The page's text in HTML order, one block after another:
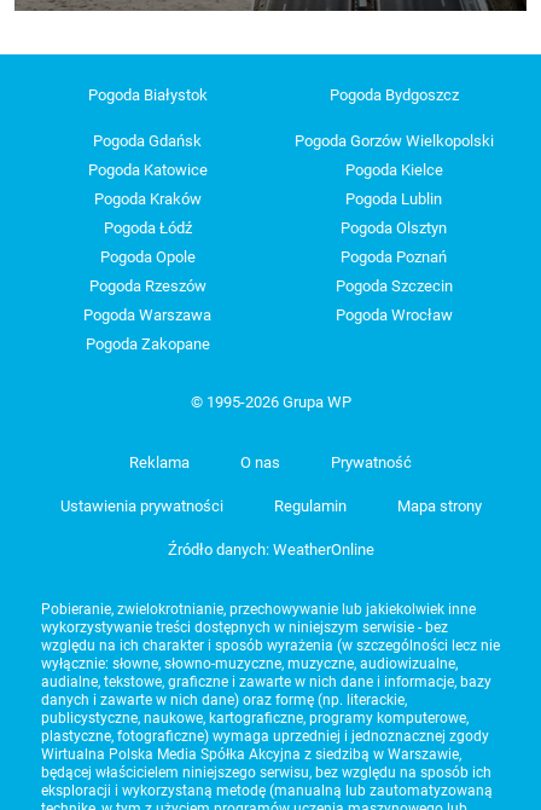
Pogoda Białystok Pogoda Bydgoszcz
Pogoda Gdańsk
Pogoda Gorzów Wielkopolski
Pogoda Katowice
Pogoda Kielce
Pogoda Kraków
Pogoda Lublin
Pogoda Łódź
Pogoda Olsztyn
Pogoda Opole
Pogoda Poznań
Pogoda Rzeszów
Pogoda Szczecin
Pogoda Warszawa
Pogoda Wrocław
Pogoda Zakopane
© 1995-2026 Grupa WP
Reklama O nas Prywatność
Ustawienia prywatności Regulamin Mapa strony
Źródło danych: WeatherOnline
Pobieranie, zwielokrotnianie, przechowywanie lub jakiekolwiek inne
wykorzystywanie treści dostępnych w niniejszym serwisie - bez
względu na ich charakter i sposób wyrażenia (w szczególności lecz nie
wyłącznie: słowne, słowno-muzyczne, muzyczne, audiowizualne,
audialne, tekstowe, graficzne i zawarte w nich dane i informacje, bazy
danych i zawarte w nich dane) oraz formę (np. literackie,
publicystyczne, naukowe, kartograficzne, programy komputerowe,
plastyczne, fotograficzne) wymaga uprzedniej i jednoznacznej zgody
Wirtualna Polska Media Spółka Akcyjna z siedzibą w Warszawie,
będącej właścicielem niniejszego serwisu, bez względu na sposób ich
eksploracji i wykorzystaną metodę (manualną lub zautomatyzowaną